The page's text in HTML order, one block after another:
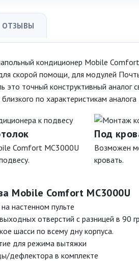
ОТЗЫВЫ
кондиционер Mobile
скорой помощи, для модулей
это точный конструктивный
по характеристикам
Comfort MC3000U
Под
Возможен
кровать.
Mobile Comfort MC3000U
настенном пульте
отверстий с разницей в 90
шасси по всему дну корпуса.
для режима вытяжки
дефлектора в комплекте